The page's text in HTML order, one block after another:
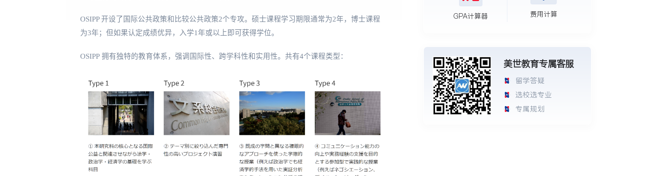
OSIPP 开设了国际公共政策和比较公共政策2个专攻。硕士课程学习期限通常为2年，博士课程
为3年；但如果认定成绩优异，入学1年或以上即可获得学位。
OSIPP 拥有独特的教育体系，强调国际性、跨学科性和实用性。共有4个课程类型：
GPA计算器 费用计算
美世教育专属客服
留学答疑
选校选专业
专属规划